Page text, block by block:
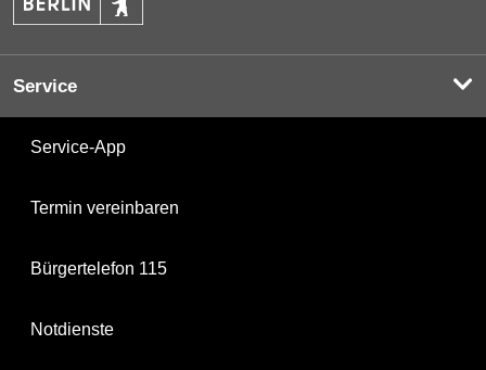
Service
Service-App
Termin vereinbaren
Bürgertelefon 115
Notdienste